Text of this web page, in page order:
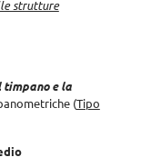
strutture
timpano e la
(Tipo